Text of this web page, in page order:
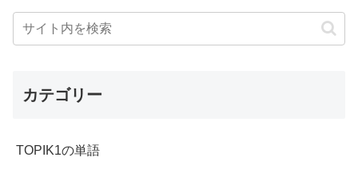
カテゴリー
TOPIK1の単語